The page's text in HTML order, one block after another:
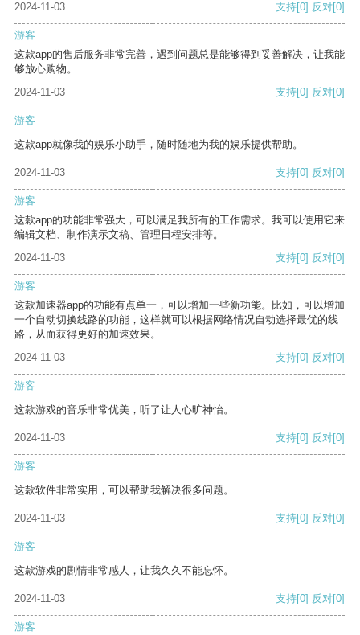
2024-11-03 支持[0] 反对[0]
游客
这款app的售后服务非常完善，遇到问题总是能够得到妥善解决，让我能
够放心购物。
2024-11-03
支持[0] 反对[0]
游客
这款app就像我的娱乐小助手，随时随地为我的娱乐提供帮助。
2024-11-03 支持[0] 反对[0]
游客
这款app的功能非常强大，可以满足我所有的工作需求。我可以使用它来
编辑文档、制作演示文稿、管理日程安排等。
2024-11-03
支持[0] 反对[0]
游客
这款加速器app的功能有点单一，可以增加一些新功能。比如，可以增加
一个自动切换线路的功能，这样就可以根据网络情况自动选择最优的线
路，从而获得更好的加速效果。
2024-11-03
支持[0] 反对[0]
游客
这款游戏的音乐非常优美，听了让人心旷神怡。
2024-11-03 支持[0] 反对[0]
游客
这款软件非常实用，可以帮助我解决很多问题。
2024-11-03 支持[0] 反对[0]
游客
这款游戏的剧情非常感人，让我久久不能忘怀。
2024-11-03 支持[0] 反对[0]
游客